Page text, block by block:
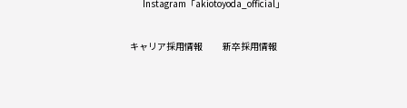
Instagram「akiotoyoda_official」
キャリア採用情報 新卒採用情報